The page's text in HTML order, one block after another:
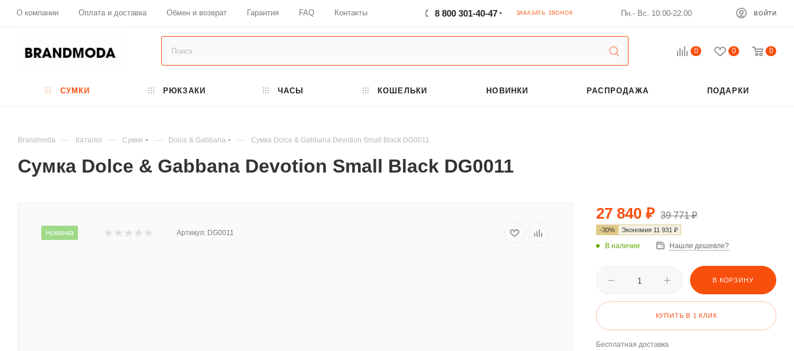
О компании Оплата и доставка Обмен и возврат Гарантия FAQ Контакты 8 800 301-40-47 ЗАКАЗАТЬ ЗВОНОК Пн.- Вс. 10:00-22:00 ВОЙТИ
0 0 0
СУМКИ РЮКЗАКИ ЧАСЫ КОШЕЛЬКИ НОВИНКИ РАСПРОДАЖА ПОДАРКИ
Brandmoda — Каталог — Сумки — Dolce & Gabbana — Сумка Dolce & Gabbana Devotion Small Black DG0011
Сумка Dolce & Gabbana Devotion Small Black DG0011
Новинка Артикул: DG0011
27 840 ₽ 39 771₽
-30% Экономия 11 931 ₽
В наличии Нашли дешевле?
В КОРЗИНУ
КУПИТЬ В 1 КЛИК
Бесплатная доставка